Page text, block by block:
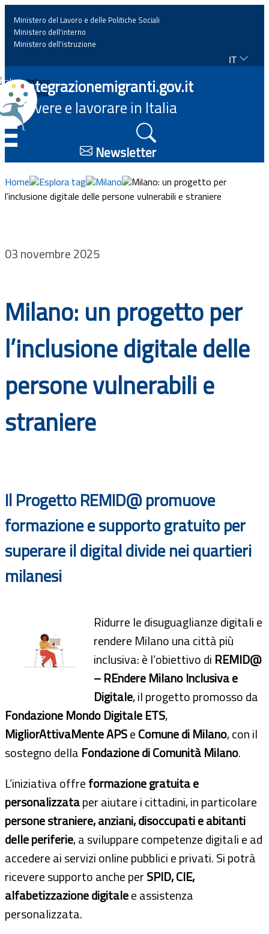
Home
News
Approfondimenti
Eventi
Progetti
Bandi
Guide
Ministero del Lavoro e delle Politiche Sociali
Ministero dell'interno
Ministero dell'istruzione
IT
Italiano
English
Integrazionemigranti.gov.it
Vivere e lavorare in Italia
Newsletter
Home Esplora tag Milano
Milano: un progetto per
l’inclusione digitale delle persone vulnerabili e straniere
03 novembre 2025
Milano: un progetto per
l’inclusione digitale delle
persone vulnerabili e
straniere
Il Progetto REMID@ promuove
formazione e supporto gratuito per
superare il digital divide nei quartieri
milanesi
Ridurre le disuguaglianze digitali e
rendere Milano una città più
inclusiva: è l’obiettivo di REMID@
– REndere Milano Inclusiva e
Digitale, il progetto promosso da
Fondazione Mondo Digitale ETS,
MigliorAttivaMente APSeComune di Milano, con il
sostegno della Fondazione di Comunità Milano.
L’iniziativa offreformazione gratuita e
personalizzataper aiutare i cittadini, in particolare
persone straniere, anziani, disoccupati e abitanti
delle periferie, a sviluppare competenze digitali e ad
accedere ai servizi online pubblici e privati. Si potrà
ricevere supporto anche perSPID, CIE,
alfabetizzazione digitalee assistenza
personalizzata.